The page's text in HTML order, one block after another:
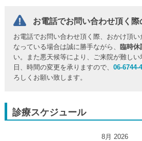
お電話でお問い合わせ頂く際
お電話でお問い合わせ頂く際、おかけ頂い
なっている場合は誠に勝手ながら、
臨時休
い。また悪天候等により、ご来院が難し
日、時間の変更を承りますので、06-6744-
ろしくお願い致します。
診療スケジュール
8月 2026